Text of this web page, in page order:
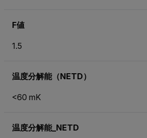
F値
1.5
温度分解能（NETD）
<60 mK
温度分解能_NETD